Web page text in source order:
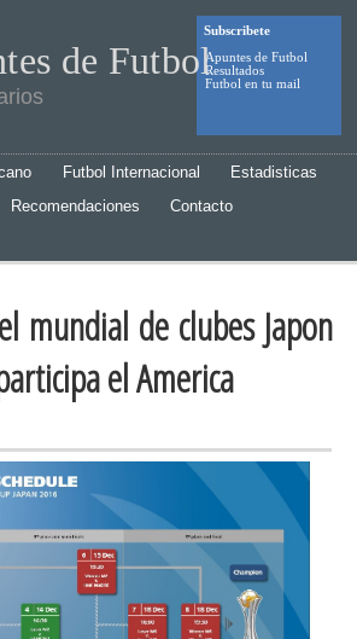
Subscribete
Apuntes de Futbol
Resultados
Futbol en tu mail
de Futbol
Futbol Internacional
Estadisticas
Recomendaciones
Contacto
mundial de clubes Japon
el America